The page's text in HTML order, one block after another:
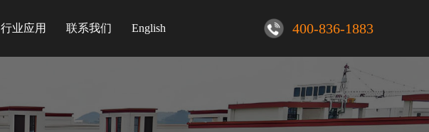
行业应用 联系我们 English 400-836-1883